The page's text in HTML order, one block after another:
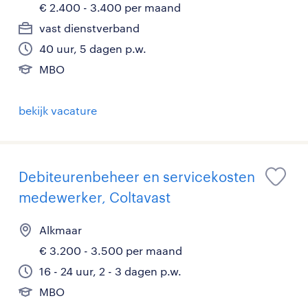
€ 2.400 - 3.400 per maand
vast dienstverband
40 uur, 5 dagen p.w.
MBO
bekijk vacature
Debiteurenbeheer en servicekosten
medewerker, Coltavast
Alkmaar
€ 3.200 - 3.500 per maand
16 - 24 uur, 2 - 3 dagen p.w.
MBO